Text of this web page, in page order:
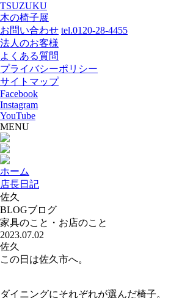
TSUZUKU
木の椅子展
お問い合わせ tel.0120-28-4455
法人のお客様
よくある質問
プライバシーポリシー
サイトマップ
Facebook
Instagram
YouTube
MENU
ホーム
店長日記
佐久
BLOGブログ
家具のこと・お店のこと
2023.07.02
佐久
この日は佐久市へ。
ダイニングにそれぞれが選んだ椅子。